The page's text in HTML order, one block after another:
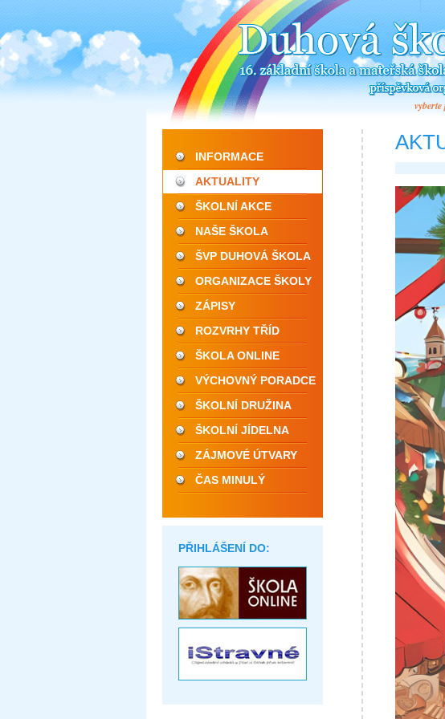
vyberte
INFORMACE
AKTUALITY
ŠKOLNÍ AKCE
NAŠE ŠKOLA
ŠVP DUHOVÁ ŠKOLA
ORGANIZACE ŠKOLY
ZÁPISY
ROZVRHY TŘÍD
ŠKOLA ONLINE
VÝCHOVNÝ PORADCE
ŠKOLNÍ DRUŽINA
ŠKOLNÍ JÍDELNA
ZÁJMOVÉ ÚTVARY
ČAS MINULÝ
PŘIHLÁŠENÍ DO: